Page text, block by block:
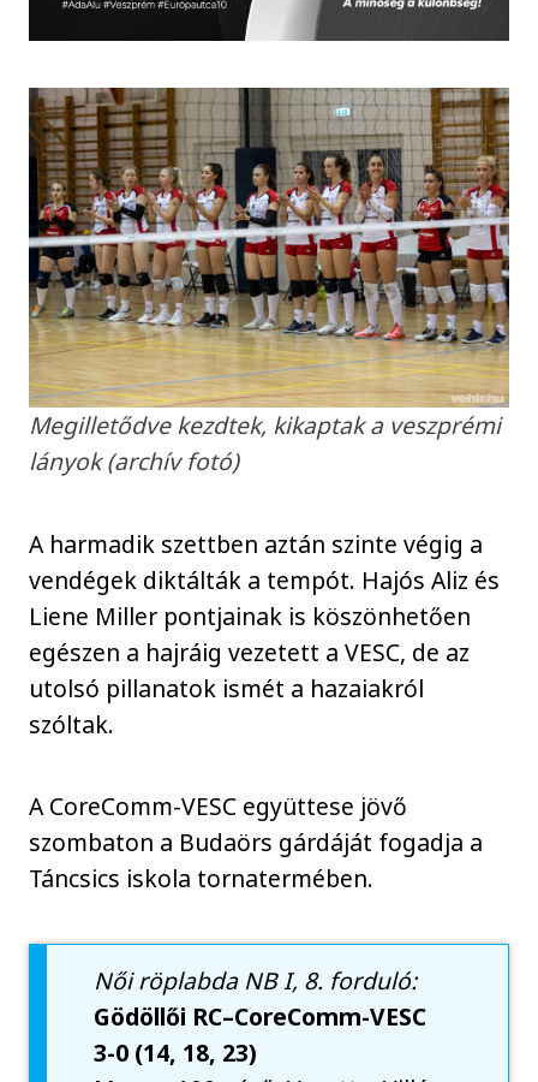
Megilletődve kezdtek, kikaptak a veszprémi
lányok (archív fotó)
A harmadik szettben aztán szinte végig a
vendégek diktálták a tempót. Hajós Aliz és
Liene Miller pontjainak is köszönhetően
egészen a hajráig vezetett a VESC, de az
utolsó pillanatok ismét a hazaiakról
szóltak.
A CoreComm-VESC együttese jövő
szombaton a Budaörs gárdáját fogadja a
Táncsics iskola tornatermében.
Női röplabda NB I, 8. forduló:
Gödöllői RC–CoreComm-VESC
3-0 (14, 18, 23)